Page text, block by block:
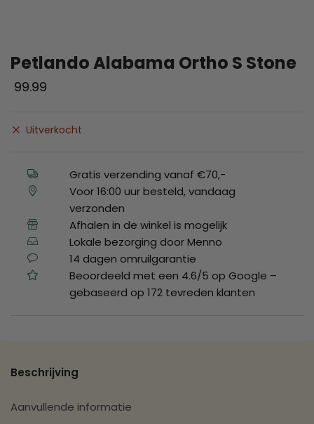
Petlando Alabama Ortho S Stone
99.99
Uitverkocht
Gratis verzending vanaf €70,-
Voor 16:00 uur besteld, vandaag
verzonden
Afhalen in de winkel is mogelijk
Lokale bezorging door Menno
14 dagen omruilgarantie
Beoordeeld met een 4.6/5 op Google –
gebaseerd op 172 tevreden klanten
Beschrijving
Aanvullende informatie